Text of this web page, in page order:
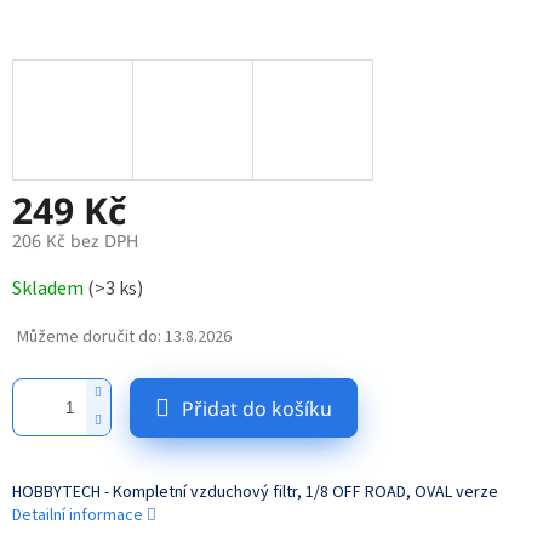
249 Kč
206 Kč bez DPH
cena:
Skladem (>3 ks)
Můžeme doručit do: 13.8.2026
Přidat do košíku
HOBBYTECH - Kompletní vzduchový filtr, 1/8 OFF ROAD, OVAL verze
Detailní informace